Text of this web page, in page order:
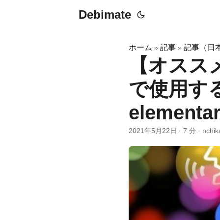
Debimate
ホーム » 記事 » 記事（日
【オス
で使用す
2021年5月22日 · 7 分 ·